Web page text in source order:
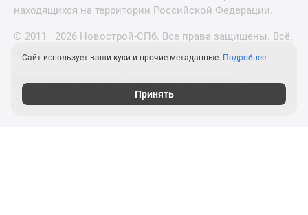
находящихся на территории Российской Федерации.
© 2011—2026 Новострой-СПб. Все права защищены. Всё,
что нужно знать о новостройках
Новостройки Москвы и Московской области
Сайт использует ваши куки и прочие метаданные. Подробнее
Принять